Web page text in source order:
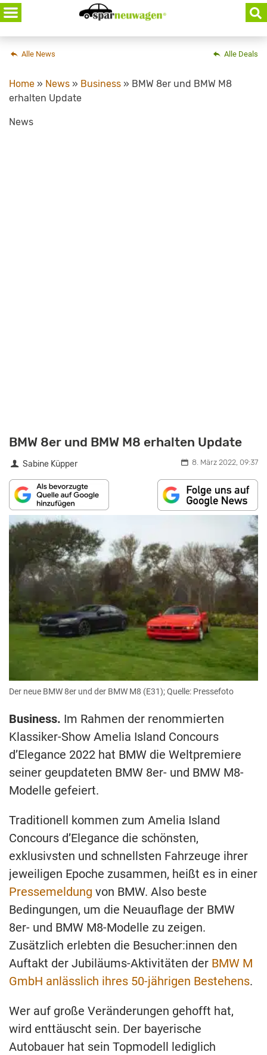
Skip
to
content
Alle Deals
Alle News
Home » News » Business » BMW 8er und BMW M8
erhalten Update
News
BMW 8er und BMW M8 erhalten Update
Sabine Küpper 8. März 2022, 09:37
Der neue BMW 8er und der BMW M8 (E31); Quelle: Pressefoto
Business. Im Rahmen der renommierten
Klassiker-Show Amelia Island Concours
d’Elegance 2022 hat BMW die Weltpremiere
seiner geupdateten BMW 8er- und BMW M8-
Modelle gefeiert.
Traditionell kommen zum Amelia Island
Concours d’Elegance die schönsten,
exklusivsten und schnellsten Fahrzeuge ihrer
jeweiligen Epoche zusammen, heißt es in einer
Pressemeldung von BMW. Also beste
Bedingungen, um die Neuauflage der BMW
8er- und BMW M8-Modelle zu zeigen.
Zusätzlich erlebten die Besucher:innen den
Auftakt der Jubiläums-Aktivitäten der BMW M
GmbH anlässlich ihres 50-jährigen Bestehens.
Wer auf große Veränderungen gehofft hat,
wird enttäuscht sein. Der bayerische
Autobauer hat sein Topmodell lediglich